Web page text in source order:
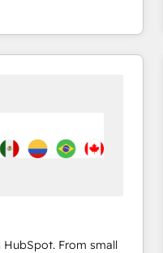
CRM et
With over 115
From small